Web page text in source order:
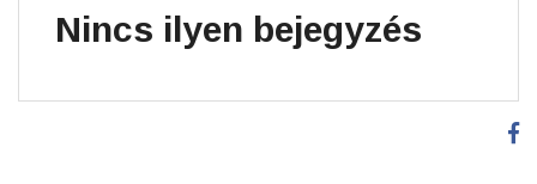
Nincs ilyen bejegyzés